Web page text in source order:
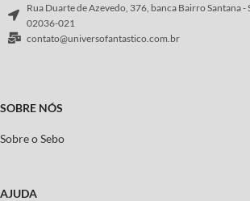
Rua Duarte de Azevedo, 376, banca Bairro Santana -
02036-021
contato@universofantastico.com.br
SOBRE NÓS
Sobre o Sebo
AJUDA